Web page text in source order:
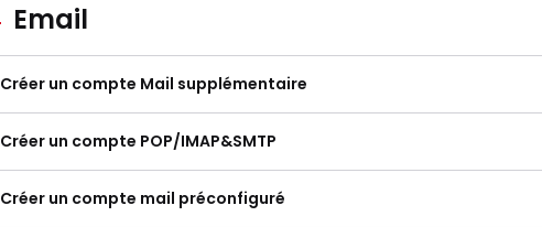
Email
Créer un compte Mail supplémentaire
Créer un compte POP/IMAP&SMTP
Créer un compte mail préconfiguré